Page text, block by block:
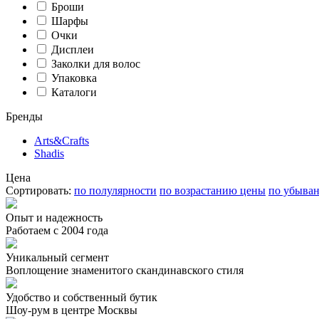
Броши
Шарфы
Очки
Дисплеи
Заколки для волос
Упаковка
Каталоги
Бренды
Arts&Crafts
Shadis
Цена
Сортировать: по полулярности по возрастанию цены по
Опыт и надежность
Работаем с 2004 года
Уникальный сегмент
Воплощение знаменитого скандинавского стиля
Удобство и собственный бутик
Шоу-рум в центре Москвы